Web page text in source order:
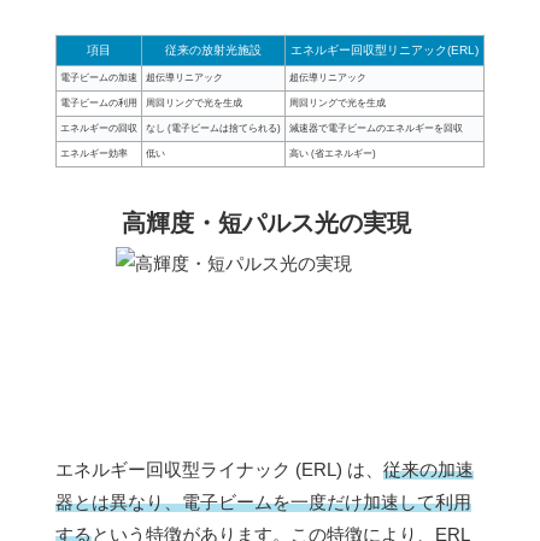
項目 従来の放射光施設 エネルギー回収型リニアック(ERL)
電子ビームの加速 超伝導リニアック 超伝導リニアック
電子ビームの利用 周回リングで光を生成 周回リングで光を生成
エネルギーの回収 なし (電子ビームは捨てられる) 減速器で電子ビームのエネルギーを回収
エネルギー効率 低い 高い (省エネルギー)
高輝度・短パルス光の実現
エネルギー回収型ライナック (ERL) は、 従来の加速
器とは異なり、電子ビームを一度だけ加速して利用
するという特徴があります。この特徴により、ERL